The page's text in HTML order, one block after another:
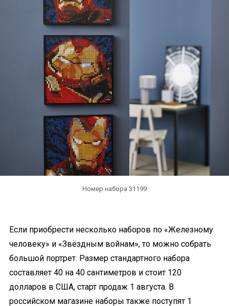
Номер набора 31199
Если приобрести несколько наборов по «Железному
человеку» и «Звёздным войнам», то можно собрать
большой портрет. Размер стандартного набора
составляет 40 на 40 сантиметров и стоит 120
долларов в США, старт продаж 1 августа. В
российском магазине наборы также поступят 1